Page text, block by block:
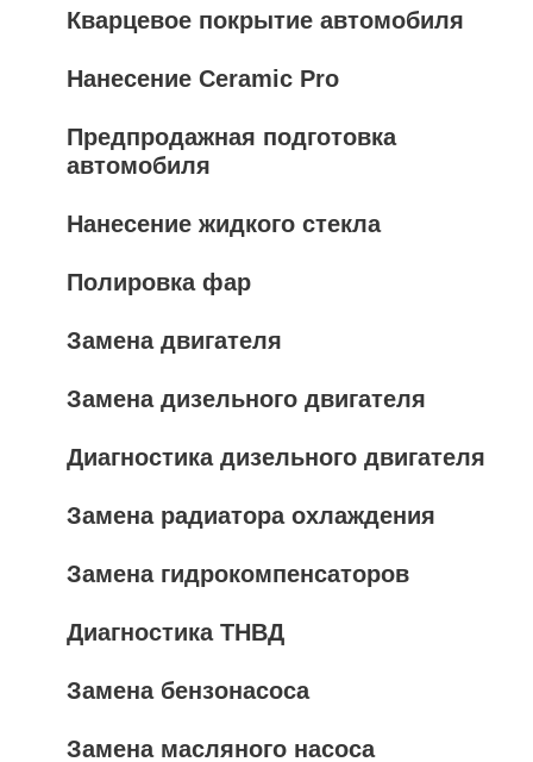
Кварцевое покрытие автомобиля
Нанесение Ceramic Pro
Предпродажная подготовка
автомобиля
Нанесение жидкого стекла
Полировка фар
Замена двигателя
Замена дизельного двигателя
Диагностика дизельного двигателя
Замена радиатора охлаждения
Замена гидрокомпенсаторов
Диагностика ТНВД
Замена бензонасоса
Замена масляного насоса